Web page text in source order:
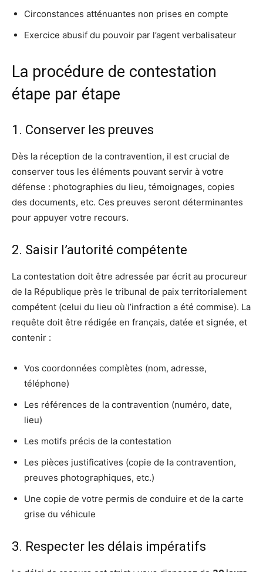
Circonstances atténuantes non prises en compte
Exercice abusif du pouvoir par l’agent verbalisateur
La procédure de contestation
étape par étape
1. Conserver les preuves
Dès la réception de la contravention, il est crucial de
conserver tous les éléments pouvant servir à votre
défense : photographies du lieu, témoignages, copies
des documents, etc. Ces preuves seront déterminantes
pour appuyer votre recours.
2. Saisir l’autorité compétente
La contestation doit être adressée par écrit au procureur
de la République près le tribunal de paix territorialement
compétent (celui du lieu où l’infraction a été commise). La
requête doit être rédigée en français, datée et signée, et
contenir :
Vos coordonnées complètes (nom, adresse,
téléphone)
Les références de la contravention (numéro, date,
lieu)
Les motifs précis de la contestation
Les pièces justificatives (copie de la contravention,
preuves photographiques, etc.)
Une copie de votre permis de conduire et de la carte
grise du véhicule
3. Respecter les délais impératifs